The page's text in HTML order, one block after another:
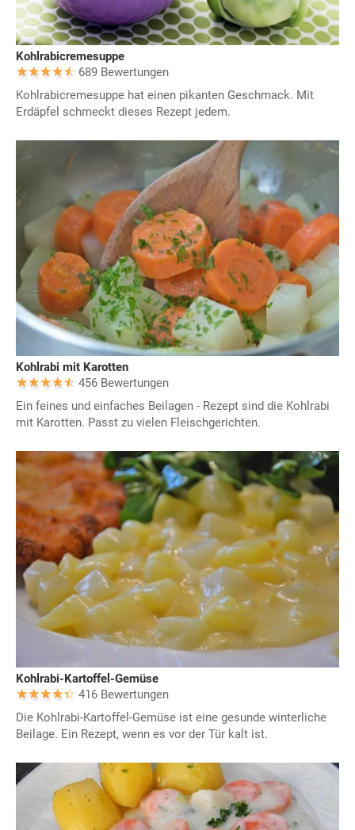
Kohlrabicremesuppe
689 Bewertungen
Kohlrabicremesuppe hat einen pikanten Geschmack. Mit
Erdäpfel schmeckt dieses Rezept jedem.
Kohlrabi mit Karotten
456 Bewertungen
Ein feines und einfaches Beilagen - Rezept sind die Kohlrabi
mit Karotten. Passt zu vielen Fleischgerichten.
Kohlrabi-Kartoffel-Gemüse
416 Bewertungen
Die Kohlrabi-Kartoffel-Gemüse ist eine gesunde winterliche
Beilage. Ein Rezept, wenn es vor der Tür kalt ist.